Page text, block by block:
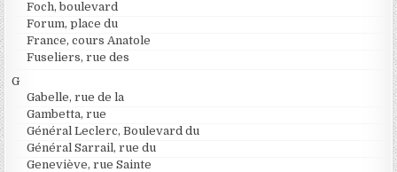
Foch, boulevard
Forum, place du
France, cours Anatole
Fuseliers, rue des
G
Gabelle, rue de la
Gambetta, rue
Général Leclerc, Boulevard du
Général Sarrail, rue du
Geneviève, rue Sainte